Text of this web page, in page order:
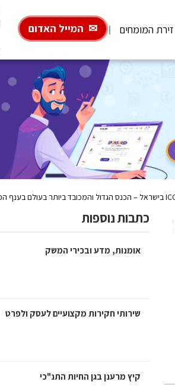
זירת המומחים המייל האדום
כתבות נוספות
אומנות, מדע ובכירי המשק
שירותי חקירות מקצועיים לעסק ולפרט
קיץ מרענן בגן החיות התנ"כי